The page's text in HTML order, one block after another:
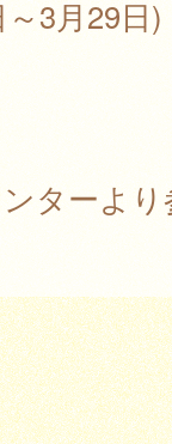
3月29日)
ンターよ